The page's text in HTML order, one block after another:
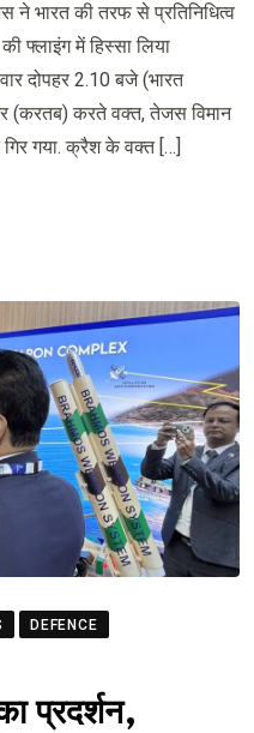
ने भारत की तरफ से प्रतिनिधित्व
फ्लाइंग में हिस्सा लिया
दोपहर 2.10 बजे (भारत
(करतब) करते वक्त, तेजस विमान
गया. क्रैश के वक्त […]
DEFENCE
प्रदर्शन,